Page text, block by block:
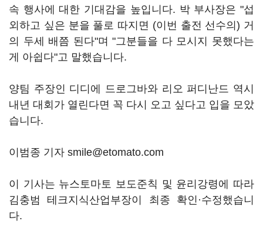
속 행사에 대한 기대감을 높입니다. 박 부사장은 "섭
외하고 싶은 분을 풀로 따지면 (이번 출전 선수의) 거
의 두세 배쯤 된다"며 "그분들을 다 모시지 못했다는
게 아쉽다"고 말했습니다.
양팀 주장인 디디에 드로그바와 리오 퍼디난드 역시
내년 대회가 열린다면 꼭 다시 오고 싶다고 입을 모았
습니다.
이범종 기자 smile@etomato.com
이 기사는 뉴스토마토 보도준칙 및 윤리강령에 따라
김충범 테크지식산업부장이 최종 확인·수정했습니
다.